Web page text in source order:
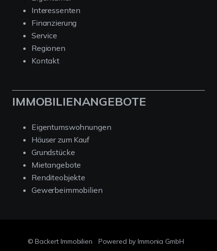
Interessenten
Finanzierung
Service
Regionen
Kontakt
IMMOBILIENANGEBOTE
Eigentumswohnungen
Häuser zum Kauf
Grundstücke
Mietangebote
Renditeobjekte
Gewerbeimmobilien
© Backert Immobilien Powered by Immonia GmbH